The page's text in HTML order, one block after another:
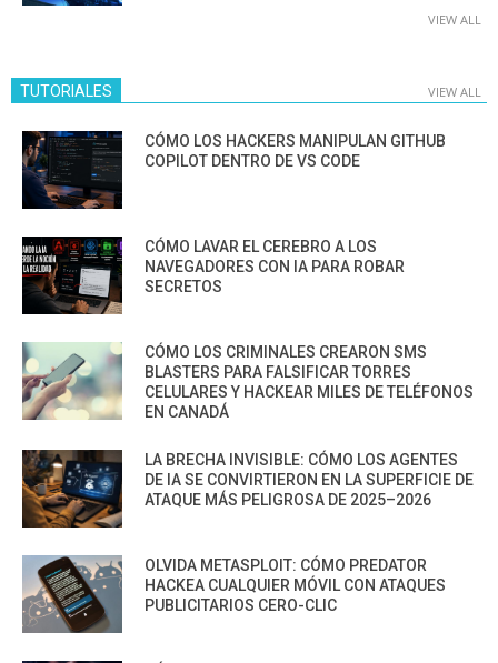
VIEW ALL
TUTORIALES VIEW ALL
CÓMO LOS HACKERS MANIPULAN GITHUB
COPILOT DENTRO DE VS CODE
CÓMO LAVAR EL CEREBRO A LOS
NAVEGADORES CON IA PARA ROBAR
SECRETOS
CÓMO LOS CRIMINALES CREARON SMS
BLASTERS PARA FALSIFICAR TORRES
CELULARES Y HACKEAR MILES DE TELÉFONOS
EN CANADÁ
LA BRECHA INVISIBLE: CÓMO LOS AGENTES
DE IA SE CONVIRTIERON EN LA SUPERFICIE DE
ATAQUE MÁS PELIGROSA DE 2025–2026
OLVIDA METASPLOIT: CÓMO PREDATOR
HACKEA CUALQUIER MÓVIL CON ATAQUES
PUBLICITARIOS CERO-CLIC